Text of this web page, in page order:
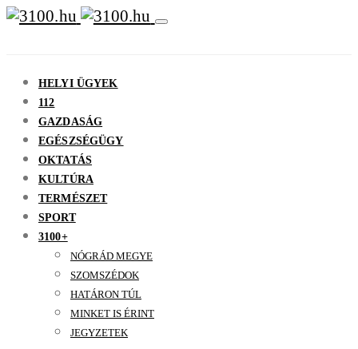
HELYI ÜGYEK
112
GAZDASÁG
EGÉSZSÉGÜGY
OKTATÁS
KULTÚRA
TERMÉSZET
SPORT
3100+
NÓGRÁD MEGYE
SZOMSZÉDOK
HATÁRON TÚL
MINKET IS ÉRINT
JEGYZETEK